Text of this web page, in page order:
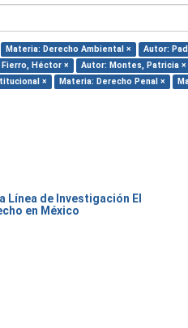
Materia: Derecho Ambiental ×
Autor:
Fierro, Héctor × Autor: Montes, Patricia ×
× Materia: Derecho Penal ×
Línea de Investigación El
en México